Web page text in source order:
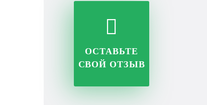
ОСТАВЬТЕ
СВОЙ ОТЗЫВ